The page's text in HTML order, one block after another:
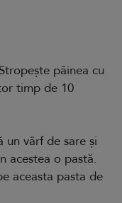
pâinea cu
timp de 10
vârf de sare și
acestea o pastă.
aceasta pasta de